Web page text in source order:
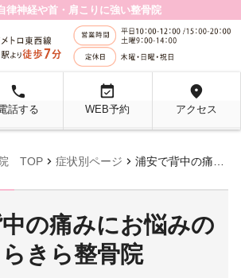
律神経や首・肩こりに強い整骨院
local_phone
話する
event_available
WEB予約
location_on
アクセス
院 TOP chevron_right 症状別ページ chevron_right 浦安で背中の痛みにお悩みの方へ｜きらきら整骨院
の痛みにお悩みの
きら整骨院